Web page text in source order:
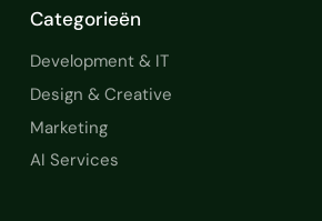
Categorieën
Development & IT
Design & Creative
Marketing
AI Services